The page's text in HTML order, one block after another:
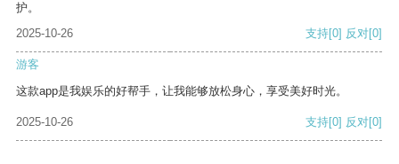
护。
2025-10-26
支持[0] 反对[0]
游客
这款app是我娱乐的好帮手，让我能够放松身心，享受美好时光。
2025-10-26 支持[0] 反对[0]